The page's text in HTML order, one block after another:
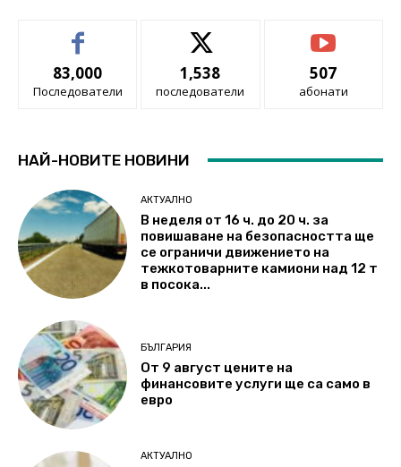
83,000
Последователи
1,538
последователи
507
абонати
НАЙ-НОВИТЕ НОВИНИ
АКТУАЛНО
В неделя от 16 ч. до 20 ч. за
повишаване на безопасността ще
се ограничи движението на
тежкотоварните камиони над 12 т
в посока...
БЪЛГАРИЯ
От 9 август цените на
финансовите услуги ще са само в
евро
АКТУАЛНО